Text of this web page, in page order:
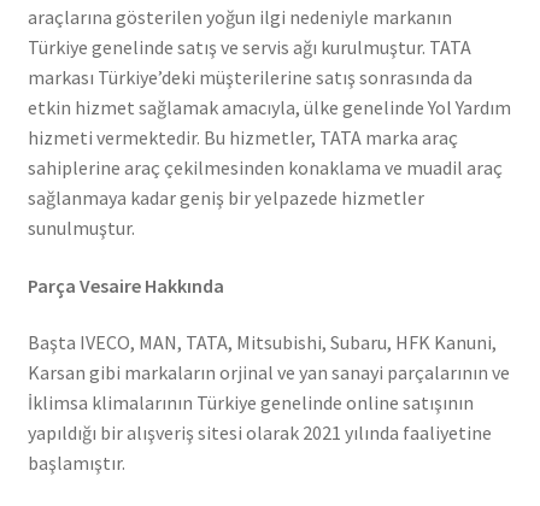
araçlarına gösterilen yoğun ilgi nedeniyle markanın
Türkiye genelinde satış ve servis ağı kurulmuştur. TATA
markası Türkiye’deki müşterilerine satış sonrasında da
etkin hizmet sağlamak amacıyla, ülke genelinde Yol Yardım
hizmeti vermektedir. Bu hizmetler, TATA marka araç
sahiplerine araç çekilmesinden konaklama ve muadil araç
sağlanmaya kadar geniş bir yelpazede hizmetler
sunulmuştur.
Parça Vesaire Hakkında
Başta IVECO, MAN, TATA, Mitsubishi, Subaru, HFK Kanuni,
Karsan gibi markaların orjinal ve yan sanayi parçalarının ve
İklimsa klimalarının Türkiye genelinde online satışının
yapıldığı bir alışveriş sitesi olarak 2021 yılında faaliyetine
başlamıştır.